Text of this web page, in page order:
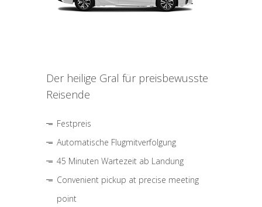
Der heilige Gral für preisbewusste
Reisende
Festpreis
Automatische Flugmitverfolgung
45 Minuten Wartezeit ab Landung
Convenient pickup at precise meeting
point